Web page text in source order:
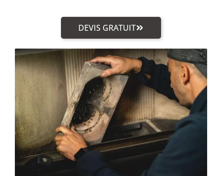
DEVIS GRATUIT